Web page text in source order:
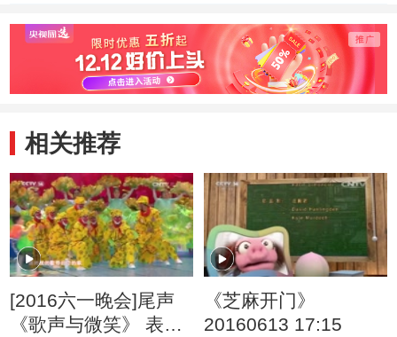
相关推荐
[2016六一晚会]尾声
《歌声与微笑》 表
《芝麻开门》
20160613 17:15